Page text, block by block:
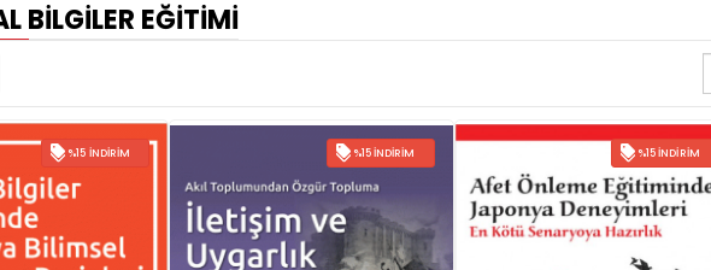
BILGILER EĞITIMI
%15 İNDIRIM %15 İNDIRIM %15 İNDIRIM